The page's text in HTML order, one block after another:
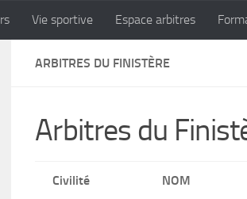
Vie sportive Espace arbitres
ARBITRES DU FINISTÈRE
Arbitres du
Civilité NOM